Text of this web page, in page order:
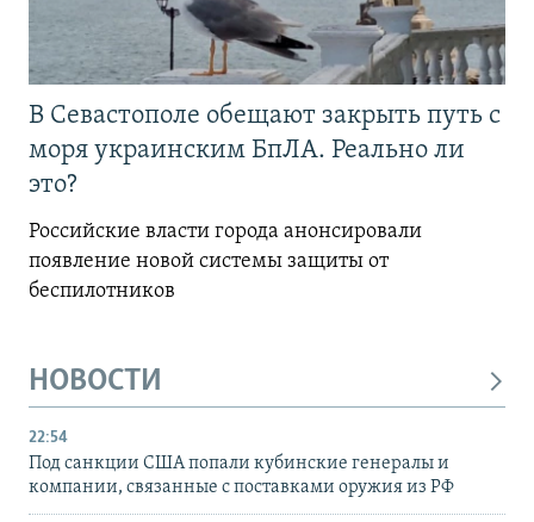
В Севастополе обещают закрыть путь с
моря украинским БпЛА. Реально ли
это?
Российские власти города анонсировали
появление новой системы защиты от
беспилотников
НОВОСТИ
22:54
Под санкции США попали кубинские генералы и
компании, связанные с поставками оружия из РФ